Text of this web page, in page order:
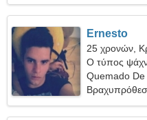
Ernesto
25 χρονών,
Ο τύπος
Quemado